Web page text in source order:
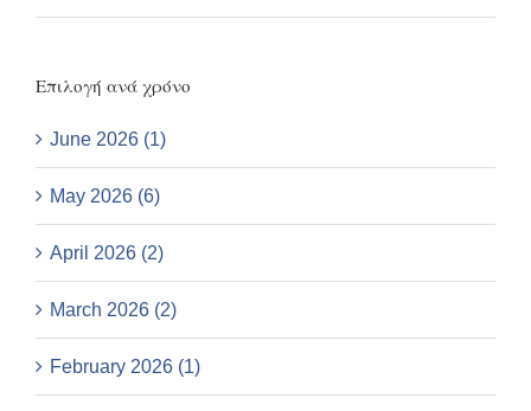
Επιλογή ανά χρόνο
June 2026 (1)
May 2026 (6)
April 2026 (2)
March 2026 (2)
February 2026 (1)